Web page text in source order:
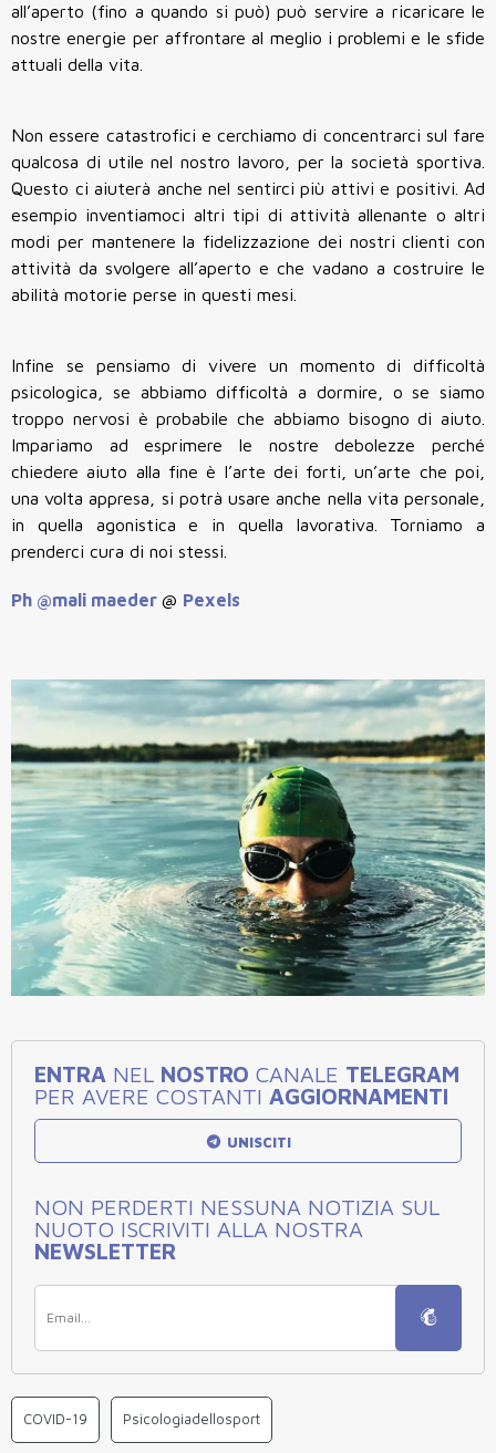
all’aperto (fino a quando si può) può servire a ricaricare le
nostre energie per affrontare al meglio i problemi e le sfide
attuali della vita.
Non essere catastrofici e cerchiamo di concentrarci sul fare
qualcosa di utile nel nostro lavoro, per la società sportiva.
Questo ci aiuterà anche nel sentirci più attivi e positivi. Ad
esempio inventiamoci altri tipi di attività allenante o altri
modi per mantenere la fidelizzazione dei nostri clienti con
attività da svolgere all’aperto e che vadano a costruire le
abilità motorie perse in questi mesi.
Infine se pensiamo di vivere un momento di difficoltà
psicologica, se abbiamo difficoltà a dormire, o se siamo
troppo nervosi è probabile che abbiamo bisogno di aiuto.
Impariamo ad esprimere le nostre debolezze perché
chiedere aiuto alla fine è l’arte dei forti, un’arte che poi,
una volta appresa, si potrà usare anche nella vita personale,
in quella agonistica e in quella lavorativa. Torniamo a
prenderci cura di noi stessi.
Ph @mali maeder @ Pexels
ENTRA NEL NOSTRO CANALE TELEGRAM
PER AVERE COSTANTI AGGIORNAMENTI
UNISCITI
NON PERDERTI NESSUNA NOTIZIA SUL
NUOTO ISCRIVITI ALLA NOSTRA
NEWSLETTER
COVID-19 Psicologiadellosport